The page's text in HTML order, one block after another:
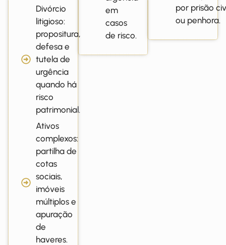
Divórcio
litigioso:
propositura,
defesa e
tutela de
urgência
quando há
risco
patrimonial.
Ativos
complexos:
partilha de
cotas
sociais,
imóveis
múltiplos e
apuração
de
haveres.
em
casos
de risco.
por prisão
ou penhora.